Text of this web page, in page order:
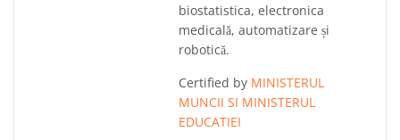
biostatistica, electronica
medicală, automatizare și
robotică.
Certified by MINISTERUL
MUNCII SI MINISTERUL
EDUCATIEI